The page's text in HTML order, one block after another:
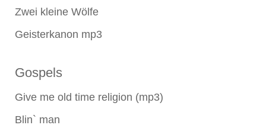
Zwei kleine Wölfe
Geisterkanon mp3
Gospels
Give me old time religion (mp3)
Blin` man